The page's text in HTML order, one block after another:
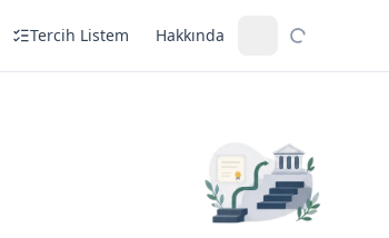
Tercih Listem Hakkında